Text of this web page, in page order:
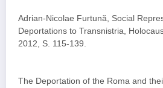
Adrian-Nicolae Furtună, Social
Deportations to Transnistria,
2012, S. 115-139.
The Deportation of the Roma and